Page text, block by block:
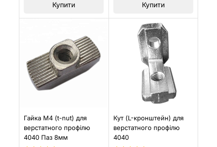
Купити Купити
Гайка М4 (t-nut) для
верстатного профілю
4040 Паз 8мм
Кут (L-кронштейн) для
верстатного профілю
4040